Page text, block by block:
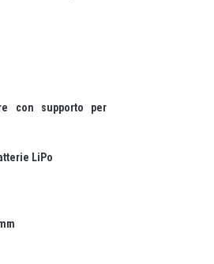
con supporto per
LiPo